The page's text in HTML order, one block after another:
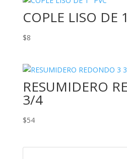
COPLE LISO DE
$8
RESUMIDERO
3/4
$54